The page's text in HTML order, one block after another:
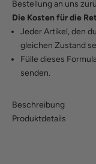
Bestellung an uns
Die Kosten für die
Jeder Artikel, den
gleichen Zustand
Fülle dieses
senden.
Beschreibung
Produktdetails